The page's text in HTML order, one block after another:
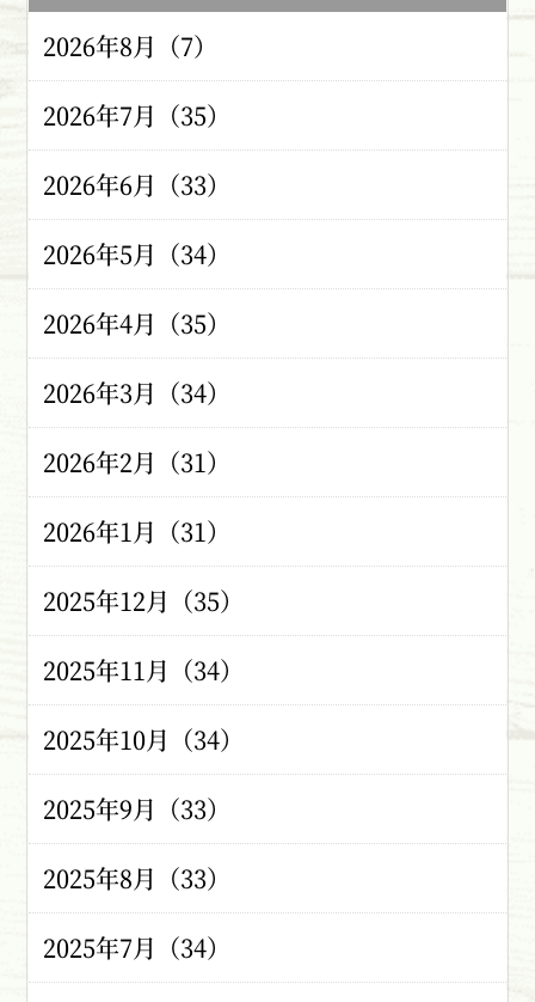
2026年8月（7）
2026年7月（35）
2026年6月（33）
2026年5月（34）
2026年4月（35）
2026年3月（34）
2026年2月（31）
2026年1月（31）
2025年12月（35）
2025年11月（34）
2025年10月（34）
2025年9月（33）
2025年8月（33）
2025年7月（34）